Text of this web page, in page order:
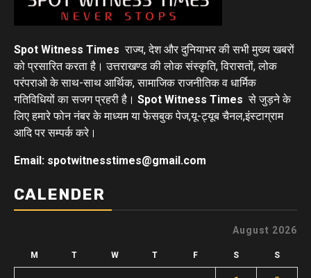
Spot Witness Times राज्य, देश और दुनियाभर की सभी मुख्य खबरों
को प्रसारित करता है। उत्तराखण्ड की लोक संस्कृति, विरासतों, लोक
परंपराओ के साथ-साथ आर्थिक, सामाजिक राजनीतिक व धार्मिक
गतिविधियों का सजग प्रहरी है। Spot Witness Times से जुड़ने के
लिए हमारे फोन नंबर के माध्यम या फेसबुक पेज,यू-ट्यूब चैनल,इंस्टाग्राम
आदि पर सम्पर्क करे।
Email: spotwitnesstimes@gmail.com
CALENDER
August 2026
M T W T F S S